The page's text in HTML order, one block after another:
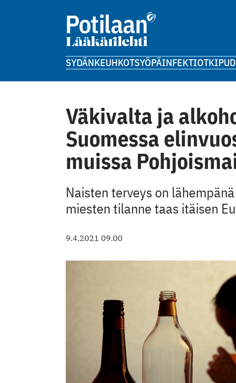
SYDÄNKEUHKOTSYÖPÄINFEKTIOTKIPU
Väkivalta ja
Suomessa
muissa
Naisten terveys on
miesten tilanne taas itäisen
9.4.2021 09.00